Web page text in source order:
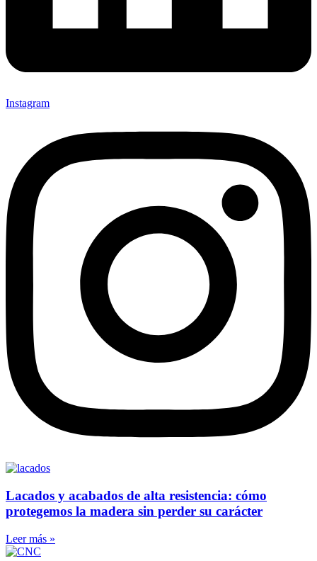
Instagram
Lacados y acabados de alta resistencia: cómo
protegemos la madera sin perder su carácter
Leer más »